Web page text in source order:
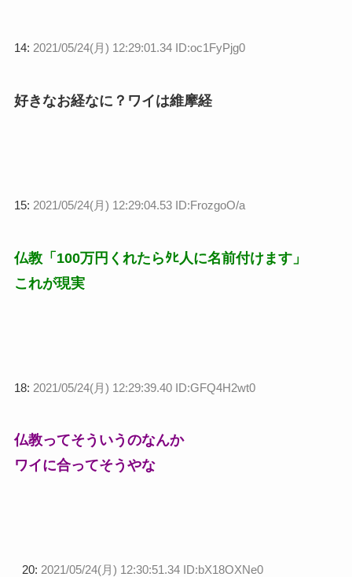
14: 2021/05/24(月) 12:29:01.34 ID:oc1FyPjg0
好きなお経なに？ワイは維摩経
15: 2021/05/24(月) 12:29:04.53 ID:FrozgoO/a
仏教「100万円くれたらﾀﾋ人に名前付けます」
これが現実
18: 2021/05/24(月) 12:29:39.40 ID:GFQ4H2wt0
仏教ってそういうのなんか
ワイに合ってそうやな
20: 2021/05/24(月) 12:30:51.34 ID:bX18OXNe0